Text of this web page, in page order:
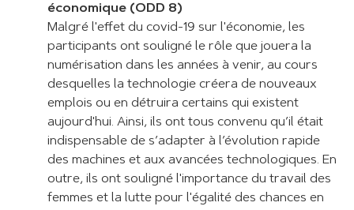
économique (ODD 8)
Malgré l'effet du covid-19 sur l'économie, les
participants ont souligné le rôle que jouera la
numérisation dans les années à venir, au cours
desquelles la technologie créera de nouveaux
emplois ou en détruira certains qui existent
aujourd'hui. Ainsi, ils ont tous convenu qu’il était
indispensable de s’adapter à l’évolution rapide
des machines et aux avancées technologiques. En
outre, ils ont souligné l'importance du travail des
femmes et la lutte pour l'égalité des chances en